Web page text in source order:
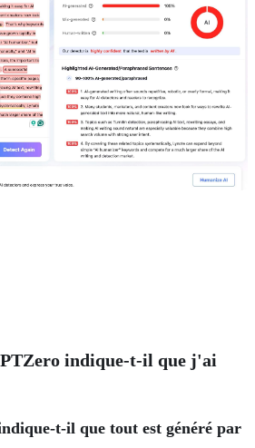
indique-t-il que j'ai
t-il que tout est généré par